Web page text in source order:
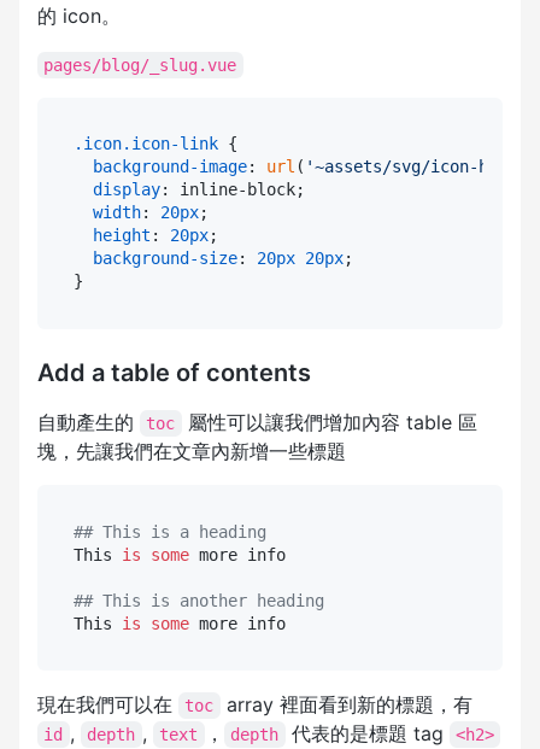
的 icon。
pages/blog/_slug.vue
.icon.icon-link {
background-image: url ( '~assets/svg/icon-
display: inline-block;
width: 20px;
height : 20px;
background-size: 20px 20px;
Add a table of contents
自動產生的 toc
屬性可以讓我們增加內容 table 區
塊，先讓我們在文章內新增一些標題
## This is a heading
This is some more info
## This is another heading
This is some more info
現在我們可以在 toc array 裡面看到新的標題，有
id , depth , text ， depth 代表的是標題 tag <h2>